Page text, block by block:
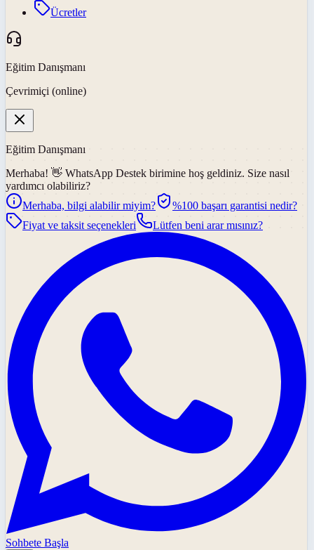
Ücretler
Eğitim Danışmanı
Çevrimiçi (online)
Eğitim Danışmanı
Merhaba! 👋 WhatsApp Destek birimine hoş geldiniz. Size nasıl
yardımcı olabiliriz?
Merhaba, bilgi alabilir miyim?
%100 başarı garantisi nedir?
Fiyat ve taksit seçenekleri
Lütfen beni arar mısınız?
Sohbete Başla